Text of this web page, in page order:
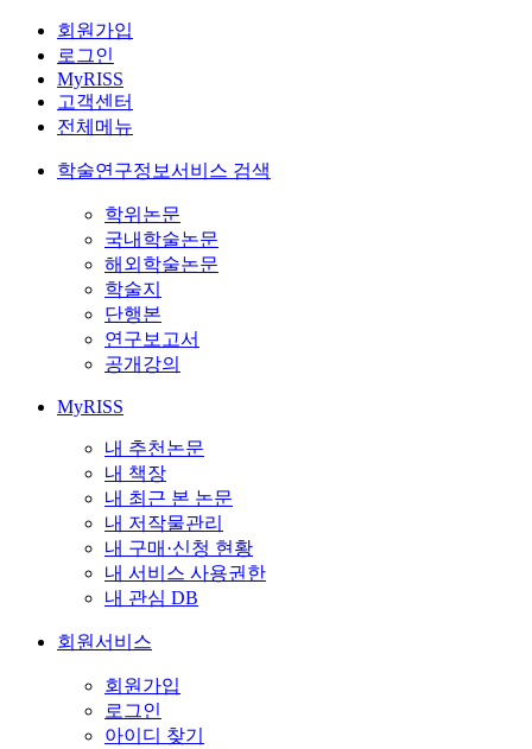
회원가입
로그인
MyRISS
고객센터
전체메뉴
학술연구정보서비스 검색
학위논문
국내학술논문
해외학술논문
학술지
단행본
연구보고서
공개강의
MyRISS
내 추천논문
내 책장
내 최근 본 논문
내 저작물관리
내 구매·신청 현황
내 서비스 사용권한
내 관심 DB
회원서비스
회원가입
로그인
아이디 찾기